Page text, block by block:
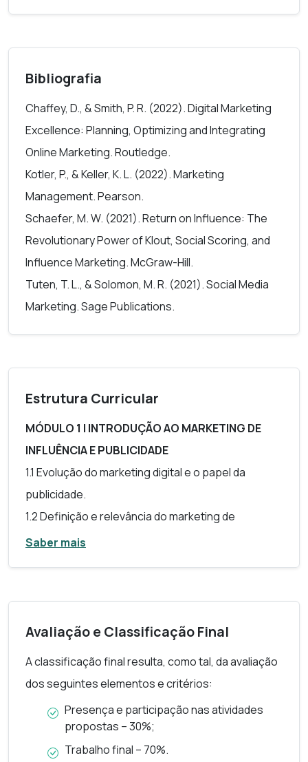
Bibliografia
Chaffey, D., & Smith, P. R. (2022). Digital Marketing
Excellence: Planning, Optimizing and Integrating
Online Marketing. Routledge.
Kotler, P., & Keller, K. L. (2022). Marketing
Management. Pearson.
Schaefer, M. W. (2021). Return on Influence: The
Revolutionary Power of Klout, Social Scoring, and
Influence Marketing. McGraw-Hill.
Tuten, T. L., & Solomon, M. R. (2021). Social Media
Marketing. Sage Publications.
Estrutura Curricular
MÓDULO 1 | INTRODUÇÃO AO MARKETING DE
INFLUÊNCIA E PUBLICIDADE
1.1 Evolução do marketing digital e o papel da
publicidade.
1.2 Definição e relevância do marketing de
influência.
Influenciadores;
2.2 Parcerias estratégicas e co-criação de
2.3 Definição de Objetivos e Métricas em Turismo.
MÓDULO 3 | CRIAÇÃO DE CAMPANHAS
PUBLICITÁRIAS
3.3 Planeamento de Campanhas;
3.2 Plataformas de gestão de influenciadores;
Saber mais
Avaliação e Classificação Final
A classificação final resulta, como tal, da avaliação
dos seguintes elementos e critérios:
Presença e participação nas atividades
propostas – 30%;
Trabalho final – 70%.